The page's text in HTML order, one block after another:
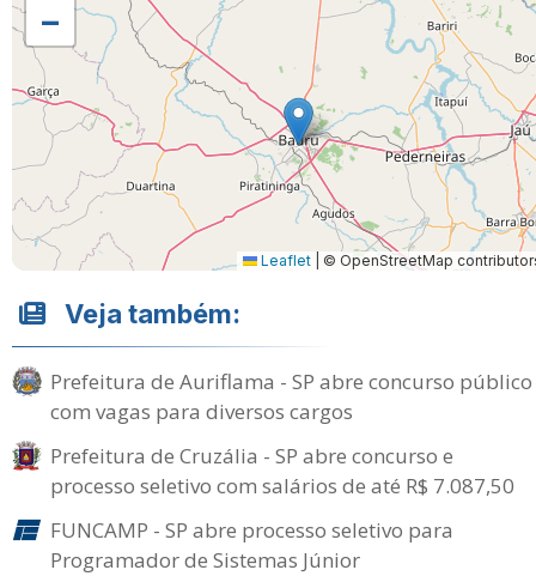
−
Leaflet © OpenStreetMap
Veja também:
Prefeitura de Auriflama - SP abre concurso público
com vagas para diversos cargos
Prefeitura de Cruzália - SP abre concurso e
processo seletivo com salários de até R$ 7.087,50
FUNCAMP - SP abre processo seletivo para
Programador de Sistemas Júnior